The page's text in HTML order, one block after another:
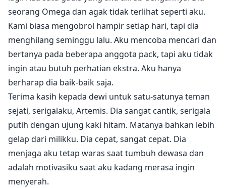
seorang Omega dan agak tidak terlihat seperti aku.
Kami biasa mengobrol hampir setiap hari, tapi dia
menghilang seminggu lalu. Aku mencoba mencari dan
bertanya pada beberapa anggota pack, tapi aku tidak
ingin atau butuh perhatian ekstra. Aku hanya
berharap dia baik-baik saja.
Terima kasih kepada dewi untuk satu-satunya teman
sejati, serigalaku, Artemis. Dia sangat cantik, serigala
putih dengan ujung kaki hitam. Matanya bahkan lebih
gelap dari milikku. Dia cepat, sangat cepat. Dia
menjaga aku tetap waras saat tumbuh dewasa dan
adalah motivasiku saat aku kadang merasa ingin
menyerah.